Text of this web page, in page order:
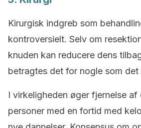
Kirurgisk indgreb som
kontroversielt. Selv om
knuden kan reducere dens
betragtes det for nogle som det
I virkeligheden øger fjernelse af
personer med en fortid med